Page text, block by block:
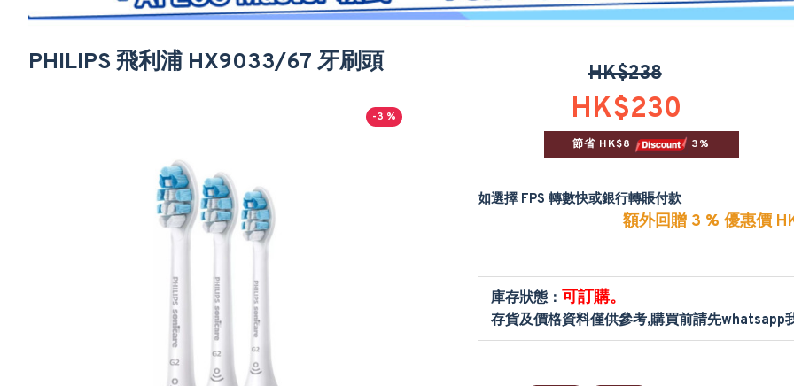
PHILIPS 飛利浦 HX9033/67 牙刷頭
-3 % HK$230
HK$238
節省 HK$8 3%
如選擇 FPS 轉數快或銀行轉賬付款
額外回贈 3 % 優惠價
庫存狀態： 可訂購。
存貨及價格資料僅供參考,購買前請先whatsapp